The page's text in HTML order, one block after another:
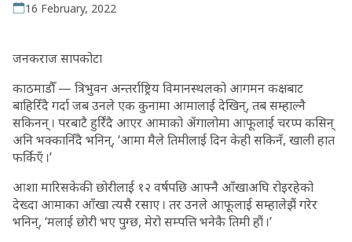
16 February, 2022
जनकराज सापकोटा
काठमाडौँ — त्रिभुवन अन्तर्राष्ट्रिय विमानस्थलको आगमन कक्षबाट
बाहिरिँदै गर्दा जब उनले एक कुनामा आमालाई देखिन्, तब सम्हाल्नै
सकिनन् । परबाटै हुर्रिंदै आएर आमाको अँगालोमा आफूलाई चरप्प कसिन्
अनि भक्कानिँदै भनिन्, ‘आमा मैले तिमीलाई दिन केही सकिनँ, खाली हात
फर्किएँ ।’
आशा मारिसकेकी छोरीलाई १२ वर्षपछि आफ्नै आँखाअघि रोइरहेको
देख्दा आमाका आँखा त्यसै रसाए । तर उनले आफूलाई सम्हालेझैं गरेर
भनिन्, ‘मलाई छोरी भए पुग्छ, मेरो सम्पत्ति भनेकै तिमी हौं ।’